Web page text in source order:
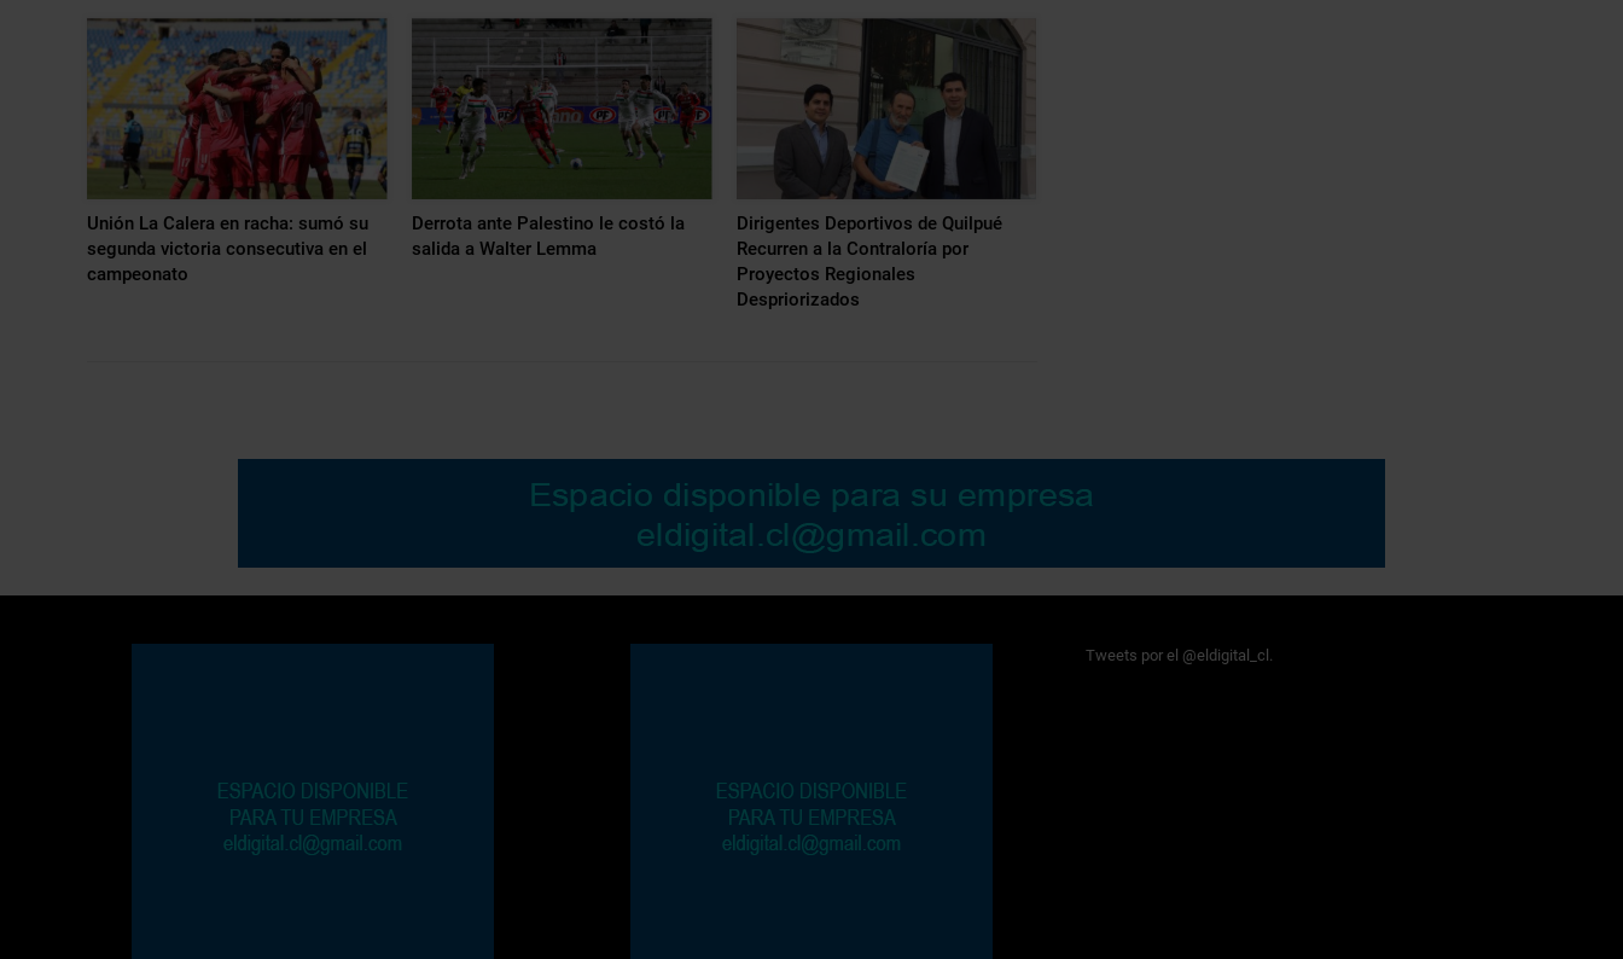
Unión La Calera en racha: sumó su
segunda victoria consecutiva en el
campeonato
Derrota ante Palestino le costó la
salida a Walter Lemma
Dirigentes Deportivos de Quilpué
Recurren a la Contraloría por
Proyectos Regionales
Despriorizados
Tweets por el @eldigital_cl.